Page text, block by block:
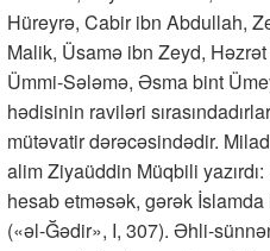
Hüreyrə, Cabir ibn Abdullah,
Malik, Üsamə ibn Zeyd,
Ümmi-Sələmə, Əsma bint
hədisinin raviləri
mütəvatir dərəcəsindədir.
alim Ziyaüddin Müqbili
hesab etməsək, gərək
(«əl-Ğədir», I, 307). Əhli-